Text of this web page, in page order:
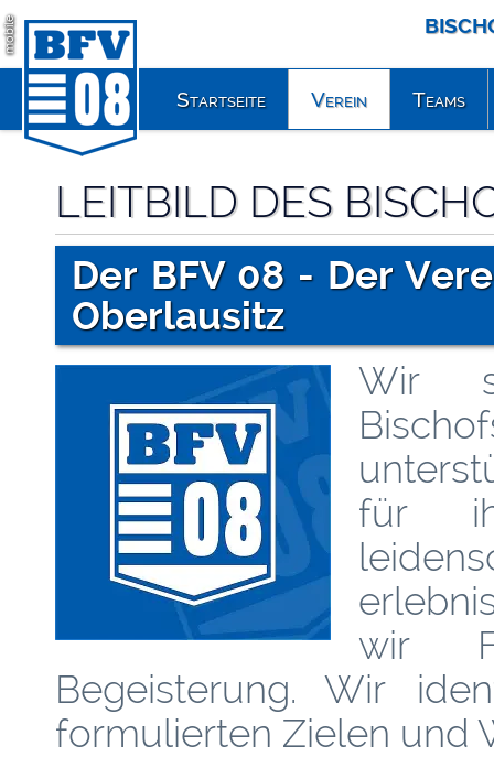
mobile
LEITBILD DES
Der BFV 08 - Der
Oberlausitz
Wir
für
wir
Begeisterung. Wir
formulierten Zielen und
Startseite Verein Teams